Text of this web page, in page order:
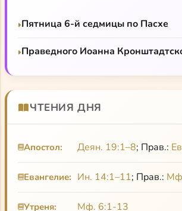
Феофиле, который сам же потом его
заточил: император винил в
арабами «идолопоклонников»-
избирают константинопольским
Мефодий Константинопольский
«Торжестве Православия», автор
песнопений.
Мефодий Константинопольский,
Творения
Пятница 6-й седмицы по Пасхе
Праведного Иоанна
ЧТЕНИЯ ДНЯ
Апостол: Деян. 19:1–8; Прав.:
Евангелие: Ин. 14:1–11; Прав.:
Утреня: Мф. 6:1-13